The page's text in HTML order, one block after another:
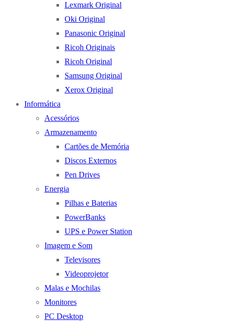
Lexmark Original
Oki Original
Panasonic Original
Ricoh Originais
Ricoh Original
Samsung Original
Xerox Original
Informática
Acessórios
Armazenamento
Cartões de Memória
Discos Externos
Pen Drives
Energia
Pilhas e Baterias
PowerBanks
UPS e Power Station
Imagem e Som
Televisores
Videoprojetor
Malas e Mochilas
Monitores
PC Desktop